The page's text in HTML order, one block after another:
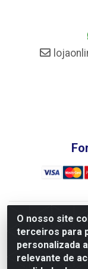
O nosso site
terceiros para
personalizada
relevante de
JRS
Sacramento
João Del Rei/MG